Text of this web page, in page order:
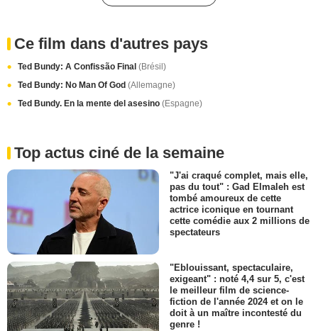
Ce film dans d'autres pays
Ted Bundy: A Confissão Final (Brésil)
Ted Bundy: No Man Of God (Allemagne)
Ted Bundy. En la mente del asesino (Espagne)
Top actus ciné de la semaine
"J'ai craqué complet, mais elle,
pas du tout" : Gad Elmaleh est
tombé amoureux de cette
actrice iconique en tournant
cette comédie aux 2 millions de
spectateurs
"Eblouissant, spectaculaire,
exigeant" : noté 4,4 sur 5, c'est
le meilleur film de science-
fiction de l'année 2024 et on le
doit à un maître incontesté du
genre !